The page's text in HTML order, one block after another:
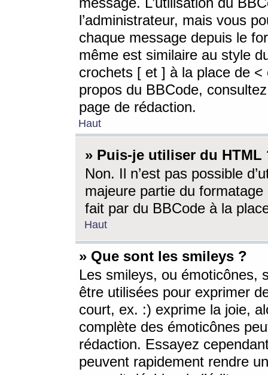
l’administrateur, mais vous
chaque message depuis le
même est similaire au style
crochets [ et ] à la place de <
propos du BBCode,
page de rédaction.
Haut
» Puis-je utiliser du HTML
Non. Il n’est pas possible
majeure partie du
fait par du BBCode à la
Haut
» Que sont les smileys ?
Les smileys, ou émoticônes,
être utilisées pour exprimer
court, ex. :) exprime la joie,
complète des émoticônes
rédaction. Essayez
peuvent rapidement rendre